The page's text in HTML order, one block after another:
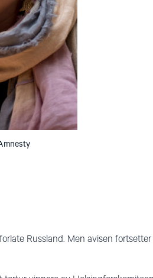
Russland. Men avisen fortsetter